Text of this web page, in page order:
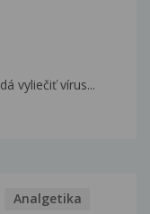
vyliečiť vírus...
Analgetika